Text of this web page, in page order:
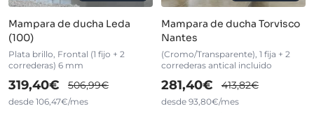
Mampara de ducha Leda
(100)
Plata brillo, Frontal (1 fijo + 2
correderas) 6 mm
319,40€ 506,99€
desde 106,47€/mes
Mampara de ducha Torvisco
Nantes
(Cromo/Transparente), 1 fija + 2
correderas antical incluido
281,40€ 413,82€
desde 93,80€/mes